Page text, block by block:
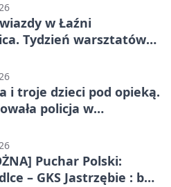
w Łaźni
Tydzień warsztatów
i troje dzieci pod opieką.
policja w
Puchar Polski:
– GKS Jastrzębie : bez